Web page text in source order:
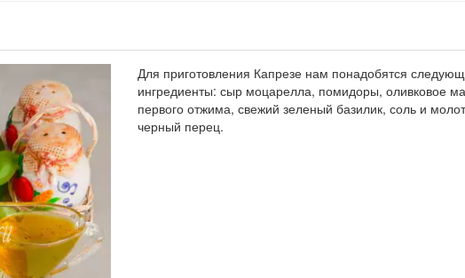
Для приготовления Капрезе нам понадобятся
ингредиенты: сыр моцарелла, помидоры, оливковое
первого отжима, свежий зеленый базилик, соль и
черный перец.